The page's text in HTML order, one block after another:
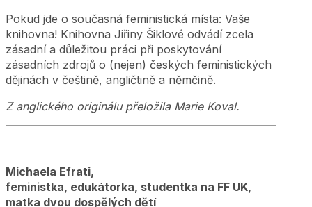
Pokud jde o současná feministická místa: Vaše
knihovna! Knihovna Jiřiny Šiklové odvádí zcela
zásadní a důležitou práci při poskytování
zásadních zdrojů o (nejen) českých feministických
dějinách v češtině, angličtině a němčině.
Z anglického originálu přeložila Marie Koval.
Michaela Efrati,
feministka, edukátorka, studentka na FF UK,
matka dvou dospělých dětí